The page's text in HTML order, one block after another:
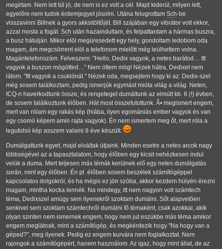
megírtam. Nem lett túl jó, de nem is ez volt a cél. Majd kiderül, milyen lett,
egyelőre nem tudok érdemjegyet jósolni. Utána felugrottam Sch-be
visszavinni Billnek a gyors akksitöltőjét. Bill szájában egy vibrátor volt ekkor,
azzal mosta a fogát. Sch után hazaindultam, és felpattantam a hármas buszra,
a busz hátulján. Mikor elöl megüresedett egy hely, gondoltam ledobom oda
magam, ám megcsörrent elöl a telefonom mielőtt még leülhettem volna.
Magántelefonszám. Felveszem: "Hello, Dedix vagyok, a netes barátod… Itt
vagyok a buszon mögötted…" Nem öttem mög! Nézek hátra, Dedixet nem
látom. "Itt vagyok a csuklónál." Nézek oda, megsejtem hogy ki az. Dedix-szel
még sosem találkoztam, pedig ismerjük egymást mióta világ a világ. Neten,
ICQ-n haverkodtunk össze, és rengeteget dumáltunk az elmúlt kb. 6 (!) évben,
de sosem találkoztunk élőben. Hát most összefutottunk. Ã• megismert engem,
mert van rólam egy rakás kép (hiába, ilyen egomániás ember vagyok és van
egy csomó képem amin rajta vagyok). Én nem ismertem meg őt, mert róla a
legutolsó kép asszem valami 8 éve készült.
Dumálgattunk egyet, majd elváltak útjaink. Minden esetre a netes arcok nagy
többségével az a tapasztalatom, hogy élőben egy kicsit nehézkesen indul
velük a duma. Mert teljesen más témák kerülnek elő egy netes dumálgatás
során, mint egy élőben. Én pl. élőben sosem beszélek számítógéppel
kapcsolatos dolgokról, és ha mégis ez jön szóba, akkor kezdem hülyén érezni
magam, mintha kocka lennék. Na mindegy, itt nem nagyon volt számtech
téma, Dedixszel amúgy sem ilyenekről szoktam dumálni. Sőt alapvetően
senkivel sem szoktam számtechről dumálni fő témaként, csak azokkal, akik
olyan szinten nem ismernek engem, hogy nem jut eszükbe más téma amikor
engem meglátnak, mint a számítógép, és megkérdezik hogy "Na hogy van a
géped?", meg ilyenek. Pedig ez engem kurvára nem foglalkoztat. Nem
rajongok a számítógépért, hanem használom. Az igaz, hogy mint állat, de az